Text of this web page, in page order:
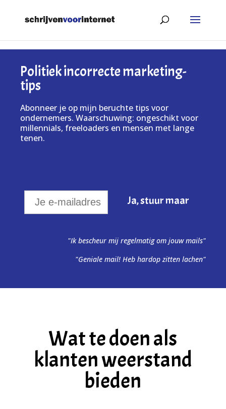
Politiek incorrecte marketing-
tips
Abonneer je op mijn beruchte tips voor
ondernemers. Waarschuwing: ongeschikt voor
millennials, freeloaders en mensen met lange
tenen.
"Ik bescheur mij regelmatig om jouw mails"
"Geniale mail! Heb hardop zitten lachen"
Wat te doen als
klanten weerstand
bieden